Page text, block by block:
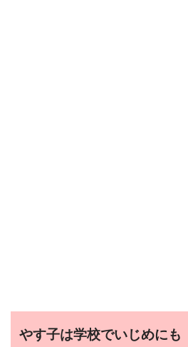
やす子は学校でいじめにも